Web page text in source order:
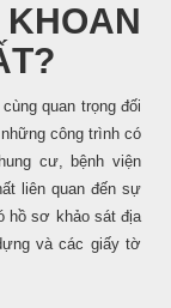
quan trọng đối
công trình có
cư, bệnh viện
liên quan đến sự
hồ sơ khảo sát địa
và các giấy tờ